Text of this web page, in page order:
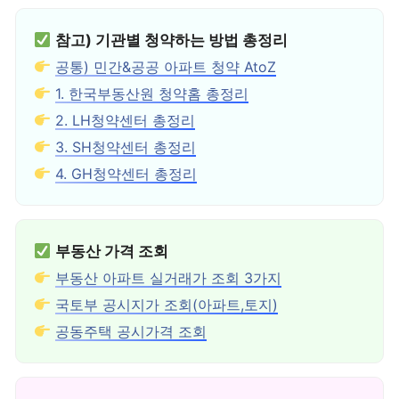
참고) 기관별 청약하는 방법 총정리
공통) 민간&공공 아파트 청약 AtoZ
1. 한국부동산원 청약홈 총정리
2. LH청약센터 총정리
3. SH청약센터 총정리
4. GH청약센터 총정리
부동산 가격 조회
부동산 아파트 실거래가 조회 3가지
국토부 공시지가 조회(아파트,토지)
공동주택 공시가격 조회